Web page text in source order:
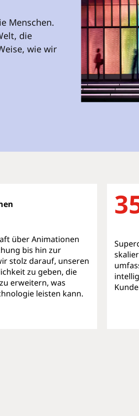
Menschen.
die
wie wir
über Animationen
bis hin zur
stolz darauf, unseren
zu geben, die
erweitern, was
leisten kann.